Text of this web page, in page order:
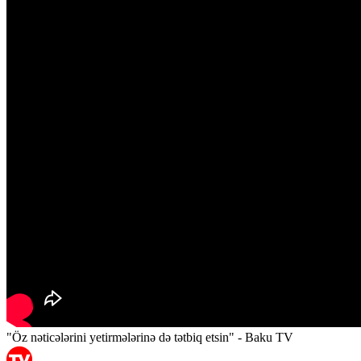
"Öz nəticələrini yetirmələrinə də tətbiq etsin" - Baku TV